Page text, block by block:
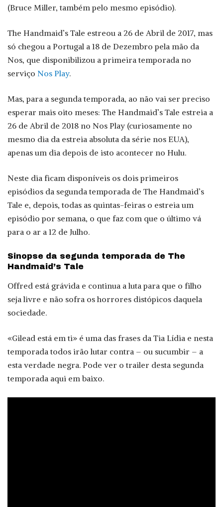
(Bruce Miller, também pelo mesmo episódio).
The Handmaid’s Tale estreou a 26 de Abril de 2017, mas
só chegou a Portugal a 18 de Dezembro pela mão da
Nos, que disponibilizou a primeira temporada no
serviço Nos Play.
Mas, para a segunda temporada, ao não vai ser preciso
esperar mais oito meses: The Handmaid’s Tale estreia a
26 de Abril de 2018 no Nos Play (curiosamente no
mesmo dia da estreia absoluta da série nos EUA),
apenas um dia depois de isto acontecer no Hulu.
Neste dia ficam disponíveis os dois primeiros
episódios da segunda temporada de The Handmaid’s
Tale e, depois, todas as quintas-feiras o estreia um
episódio por semana, o que faz com que o último vá
para o ar a 12 de Julho.
Sinopse da segunda temporada de The
Handmaid’s Tale
Offred está grávida e continua a luta para que o filho
seja livre e não sofra os horrores distópicos daquela
sociedade.
«Gilead está em ti» é uma das frases da Tia Lídia e nesta
temporada todos irão lutar contra – ou sucumbir – a
esta verdade negra. Pode ver o trailer desta segunda
temporada aqui em baixo.